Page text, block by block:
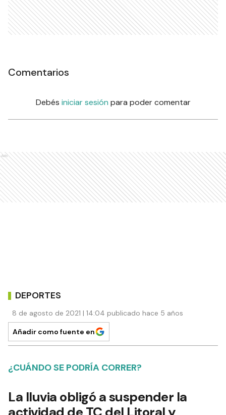
Comentarios
Debés iniciar sesión para poder comentar
Ads
DEPORTES
8 de agosto de 2021 | 14:04 publicado hace 5 años
Añadir como fuente en
¿CUÁNDO SE PODRÍA CORRER?
La lluvia obligó a suspender la